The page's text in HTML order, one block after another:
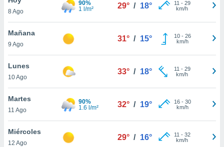
en
más
nuestra
de
8 Ago
90%
1 l/m²
29° / 18° 11 - 29
km/h
Mañana
9 Ago
31° / 15° 10- 26
km/h
Lunes
10 Ago
33° / 18° 11 - 29
km/h
Martes
11 Ago
90%
1.6 l/m²
32° / 19° 16- 30
km/h
Miércoles
12 Ago
29° / 16° 11 - 32
km/h